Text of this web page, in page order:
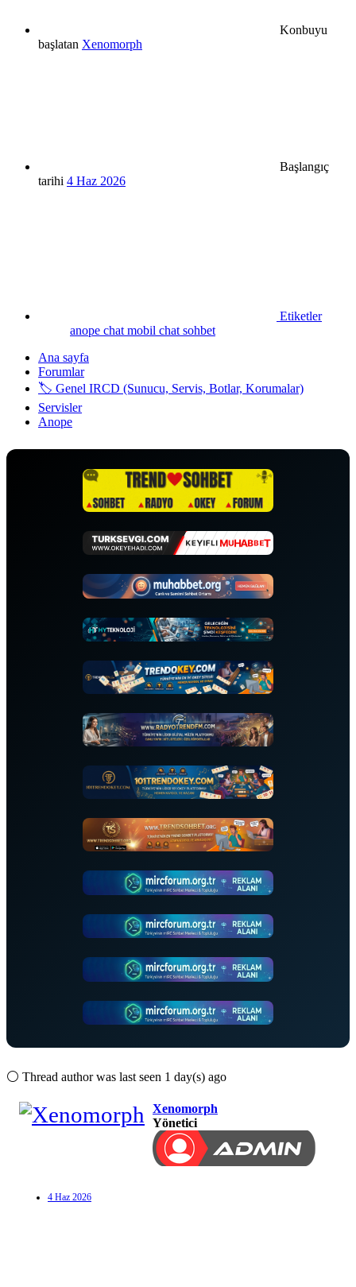
Konbuyu
başlatan Xenomorph
Başlangıç
tarihi 4 Haz 2026
Etiketler
anope chat mobil chat sohbet
Ana sayfa
Forumlar
🏷️ Genel IRCD (Sunucu, Servis, Botlar, Korumalar)
Servisler
Anope
⚪ Thread author was last seen 1 day(s) ago
Xenomorph
Yönetici
4 Haz 2026